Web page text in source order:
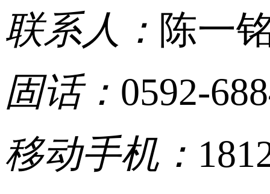
联系人： 陈一
固话： 0592-
移动手机：